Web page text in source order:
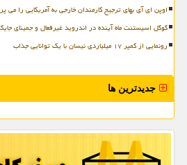
اوپن ای آی بهای ترجیح کارمندان خارجی به آمریکایی را می
گوگل اسیستنت ماه آینده در اندروید غیرفعال و جمینای
رونمایی از کمپر ۱۷ میلیاردی نیسان با یک توانایی جذاب
جدیدترین ها